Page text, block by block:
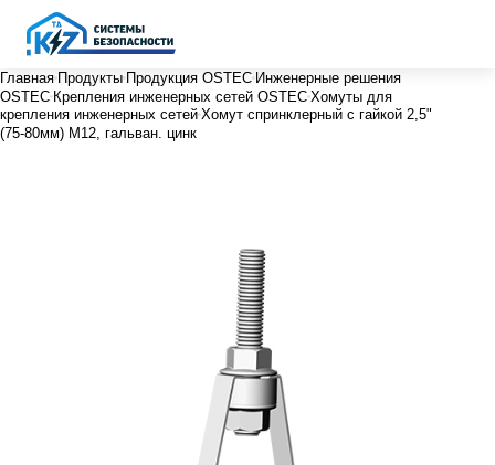
Главная Продукты Продукция OSTEC Инженерные решения
OSTEC Крепления инженерных сетей OSTEC Хомуты для
крепления инженерных сетей Хомут спринклерный с гайкой 2,5"
(75-80мм) М12, гальван. цинк